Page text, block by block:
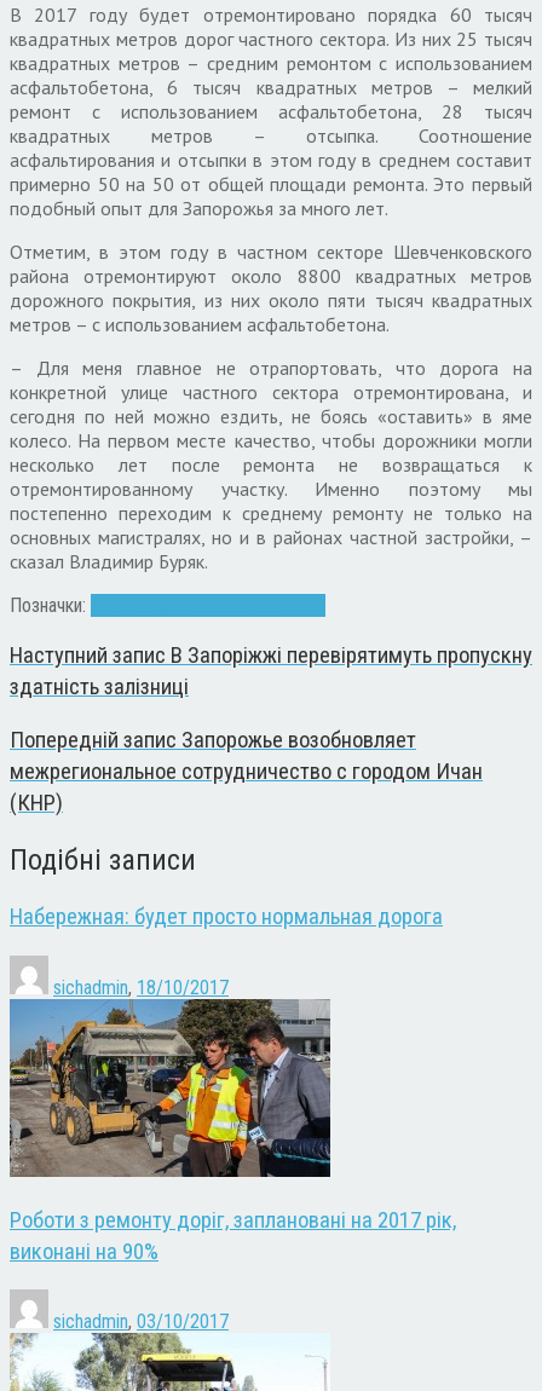
В 2017 году будет отремонтировано порядка 60 тысяч
квадратных метров дорог частного сектора. Из них 25 тысяч
квадратных метров – средним ремонтом с использованием
асфальтобетона, 6 тысяч квадратных метров – мелкий
ремонт с использованием асфальтобетона, 28 тысяч
квадратных метров – отсыпка. Соотношение
асфальтирования и отсыпки в этом году в среднем составит
примерно 50 на 50 от общей площади ремонта. Это первый
подобный опыт для Запорожья за много лет.
Отметим, в этом году в частном секторе Шевченковского
района отремонтируют около 8800 квадратных метров
дорожного покрытия, из них около пяти тысяч квадратных
метров – с использованием асфальтобетона.
– Для меня главное не отрапортовать, что дорога на
конкретной улице частного сектора отремонтирована, и
сегодня по ней можно ездить, не боясь «оставить» в яме
колесо. На первом месте качество, чтобы дорожники могли
несколько лет после ремонта не возвращаться к
отремонтированному участку. Именно поэтому мы
постепенно переходим к среднему ремонту не только на
основных магистралях, но и в районах частной застройки, –
сказал Владимир Буряк.
Позначки:
Наступний запис В Запоріжжі перевірятимуть пропускну
здатність залізниці
Попередній запис Запорожье возобновляет
межрегиональное сотрудничество с городом Ичан
(КНР)
Подібні записи
Набережная: будет просто нормальная дорога
sichadmin, 18/10/2017
Роботи з ремонту доріг, заплановані на 2017 рік,
виконані на 90%
sichadmin, 03/10/2017